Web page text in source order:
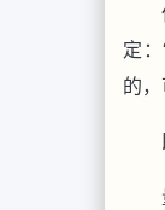
定
的